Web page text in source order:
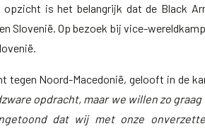
is het belangrijk dat de Black
Slovenië. Op bezoek bij vice-
tegen Noord-Macedonië, gelooft in de
opdracht, maar we willen zo graag
dat wij met onze